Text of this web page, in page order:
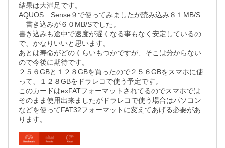
結果は大満足です。
AQUOS　Sense９で使ってみましたが読み込み８１MB/S
書き込みが６０MB/Sでした。
書き込みも途中で速度が遅くなる事もなく安定しているの
で、かなりいいと思います。
あとは寿命がどのくらいもつかですが、そこは分からない
ので今後に期待です。
２５６GBと１２８GBを買ったので２５６GBをスマホに使
って、１２８GBをドラレコで使う予定です。
このカードはexFATフォーマットされてるのでスマホでは
そのまま使用出来ましたがドラレコで使う場合はパソコン
などを使ってFAT32フォーマットに変えてあげる必要があ